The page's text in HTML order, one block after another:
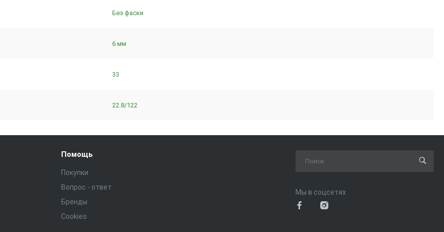
Без фаски
6 мм
33
22.8/122
Помощь
Покупки
Вопрос - ответ
Бренды
Cookies
Мы в соцсетях